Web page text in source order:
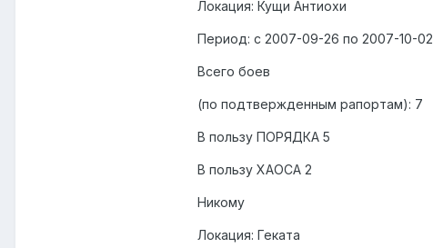
Локация: Кущи Антиохи
Период: с 2007-09-26 по 2007-10-02
Всего боев
(по подтвержденным рапортам): 7
В пользу ПОРЯДКА 5
В пользу ХАОСА 2
Никому
Локация: Геката